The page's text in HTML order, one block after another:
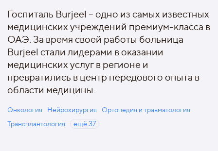
Госпиталь Burjeel – одно из самых известных
медицинских учреждений премиум-класса в
ОАЭ. За время своей работы больница
Burjeel стали лидерами в оказании
медицинских услуг в регионе и
превратились в центр передового опыта в
области медицины.
Онкология Нейрохирургия
Ортопедия и травматология
Трансплантология
ещё37